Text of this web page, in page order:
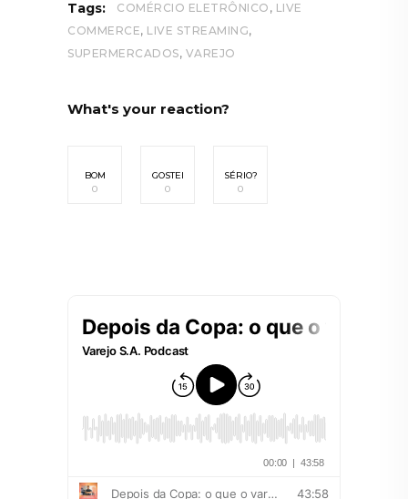
Tags: COMÉRCIO ELETRÔNICO , LIVE
COMMERCE, LIVE STREAMING,
SUPERMERCADOS, VAREJO
What's your reaction?
BOM
0
GOSTEI
0
SÉRIO?
0